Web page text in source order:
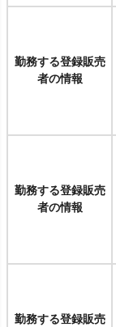
勤務する登録販売
者の情報
勤務する登録販売
者の情報
勤務する登録販売